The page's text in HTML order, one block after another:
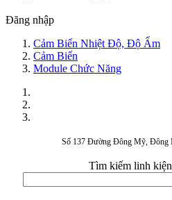
Đăng nhập
Cảm Biến Nhiệt Độ, Độ Ẩm
Cảm Biến
Module Chức Năng
Số 137 Đường Đông Mỹ, Đông
Tìm kiếm linh